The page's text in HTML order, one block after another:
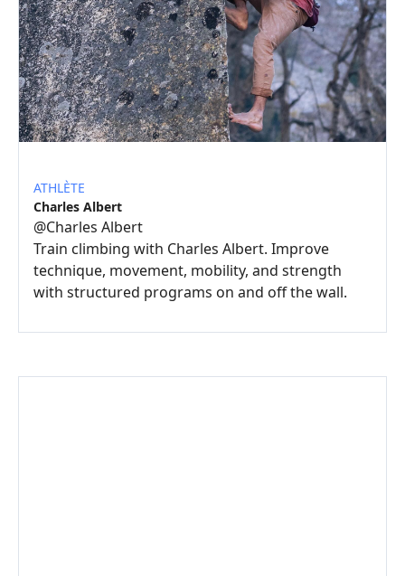
ATHLÈTE
Charles Albert
@Charles Albert
Train climbing with Charles Albert. Improve
technique, movement, mobility, and strength
with structured programs on and off the wall.